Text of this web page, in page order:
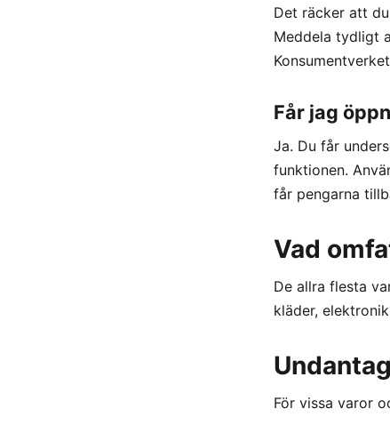
Det räcker att du
Meddela tydligt
Får jag
Ja. Du får
funktionen.
får pengarna
Vad
De allra flesta
kläder,
För vissa varor